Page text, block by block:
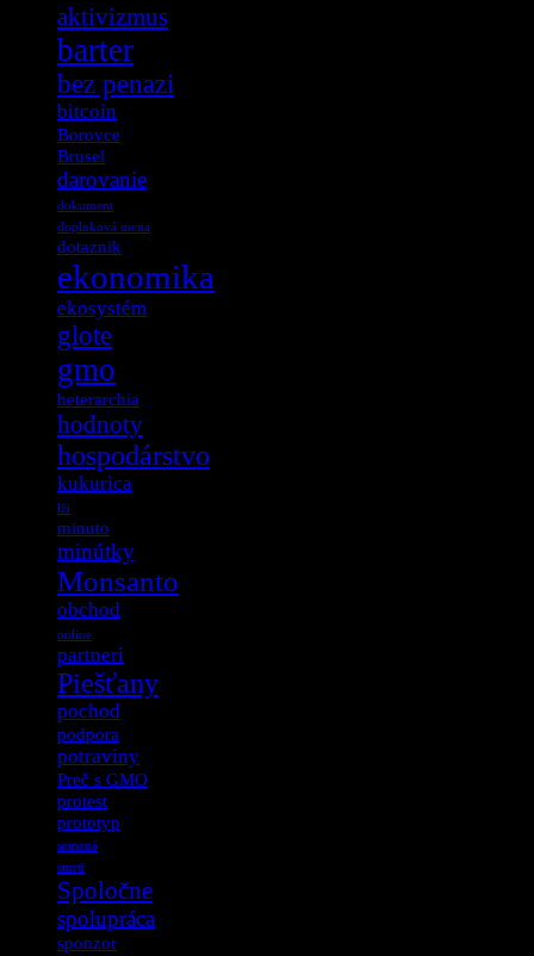
aktivizmus
barter
bez penazi
bitcoin
Borovce
Brusel
darovanie
dokument
doplnková mena
dotaznik
ekonomika
ekosystém
glote
gmo
heterarchia
hodnoty
hospodárstvo
kukurica
lži
minuto
minútky
Monsanto
obchod
online
partneri
Piešťany
pochod
podpora
potraviny
Preč s GMO
protest
prototyp
semená
smrti
Spoločne
spolupráca
sponzor